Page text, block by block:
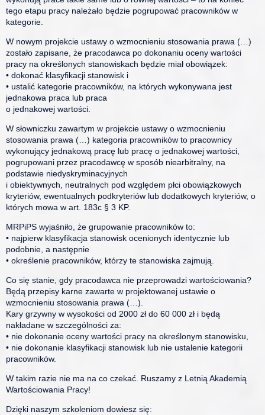
tego etapu pracy należało będzie pogrupować pracowników w
kategorie.
W nowym projekcie ustawy o wzmocnieniu stosowania prawa (…)
zostało zapisane, że pracodawca po dokonaniu oceny wartości
pracy na określonych stanowiskach będzie miał obowiązek:
• dokonać klasyfikacji stanowisk i
• ustalić kategorie pracowników, na których wykonywana jest
jednakowa praca lub praca
o jednakowej wartości.
W słowniczku zawartym w projekcie ustawy o wzmocnieniu
stosowania prawa (…) kategoria pracowników to pracownicy
wykonujący jednakową pracę lub pracę o jednakowej wartości,
pogrupowani przez pracodawcę w sposób niearbitralny, na
podstawie niedyskryminacyjnych
i obiektywnych, neutralnych pod względem płci obowiązkowych
kryteriów, ewentualnych podkryteriów lub dodatkowych kryteriów, o
których mowa w art. 183c § 3 KP.
MRPiPS wyjaśniło, że grupowanie pracowników to:
• najpierw klasyfikacja stanowisk ocenionych identycznie lub
podobnie, a następnie
• określenie pracowników, którzy te stanowiska zajmują.
Co się stanie, gdy pracodawca nie przeprowadzi wartościowania?
Będą przepisy karne zawarte w projektowanej ustawie o
wzmocnieniu stosowania prawa (…).
Kary grzywny w wysokości od 2000 zł do 60 000 zł i będą
nakładane w szczególności za:
• nie dokonanie oceny wartości pracy na określonym stanowisku,
• nie dokonanie klasyfikacji stanowisk lub nie ustalenie kategorii
pracowników.
W takim razie nie ma na co czekać. Ruszamy z Letnią Akademią
Wartościowania Pracy!
Dzięki naszym szkoleniom dowiesz się: